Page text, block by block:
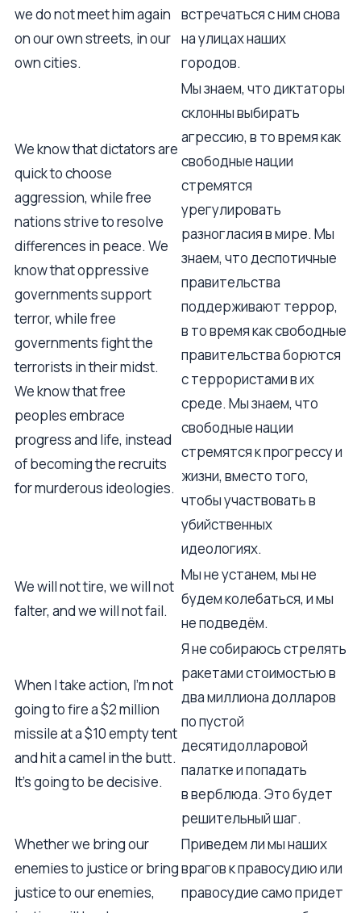
we do not meet him again
on our own streets, in our
own cities.
встречаться с ним снова
на улицах наших
городов.
We know that dictators are
quick to choose
aggression, while free
nations strive to resolve
differences in peace. We
know that oppressive
governments support
terror, while free
governments fight the
terrorists in their midst.
We know that free
peoples embrace
progress and life, instead
of becoming the recruits
for murderous ideologies.
Мы знаем, что диктаторы
склонны выбирать
агрессию, в то время как
свободные нации
стремятся
урегулировать
разногласия в мире. Мы
знаем, что деспотичные
правительства
поддерживают террор,
в то время как свободные
правительства борются
с террористами в их
среде. Мы знаем, что
свободные нации
стремятся к прогрессу и
жизни, вместо того,
чтобы участвовать в
убийственных
идеологиях.
We will not tire, we will not
falter, and we will not fail.
Мы не устанем, мы не
будем колебаться, и мы
не подведём.
When I take action, I’m not
going to fire a $2 million
missile at a $10 empty tent
and hit a camel in the butt.
It’s going to be decisive.
Я не собираюсь стрелять
ракетами стоимостью в
два миллиона долларов
по пустой
десятидолларовой
палатке и попадать
в верблюда. Это будет
решительный шаг.
Whether we bring our
enemies to justice or bring
justice to our enemies,
Приведем ли мы наших
врагов к правосудию или
правосудие само придет